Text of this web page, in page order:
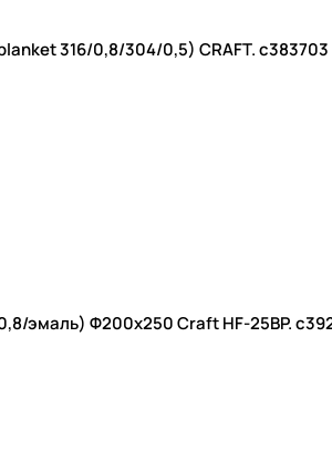
316/0,8/304/0,5) CRAFT. c383703
эмаль) Ф200х250 Craft HF-25BP.